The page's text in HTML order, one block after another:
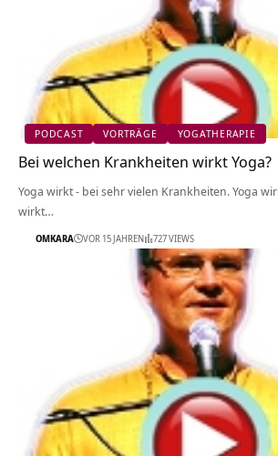
PODCAST VORTRÄGE YOGATHERAPIE
Bei welchen Krankheiten wirkt Yoga?
Yoga wirkt - bei sehr vielen Krankheiten. Yoga
wirkt…
OMKARA VOR 15 JAHREN 727 VIEWS